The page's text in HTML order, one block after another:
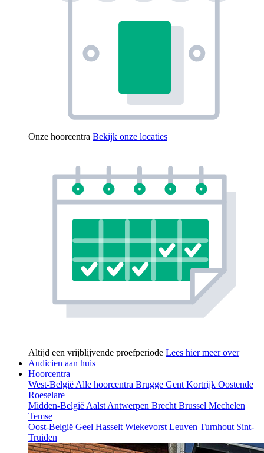
Onze hoorcentra Bekijk onze locaties
Altijd een vrijblijvende proefperiode Lees hier meer over
Audicien aan huis
Hoorcentra
West-België Alle hoorcentra Brugge Gent Kortrijk Oostende
Roeselare
Midden-België Aalst Antwerpen Brecht Brussel Mechelen
Temse
Oost-België Geel Hasselt Wiekevorst Leuven Turnhout Sint-
Truiden